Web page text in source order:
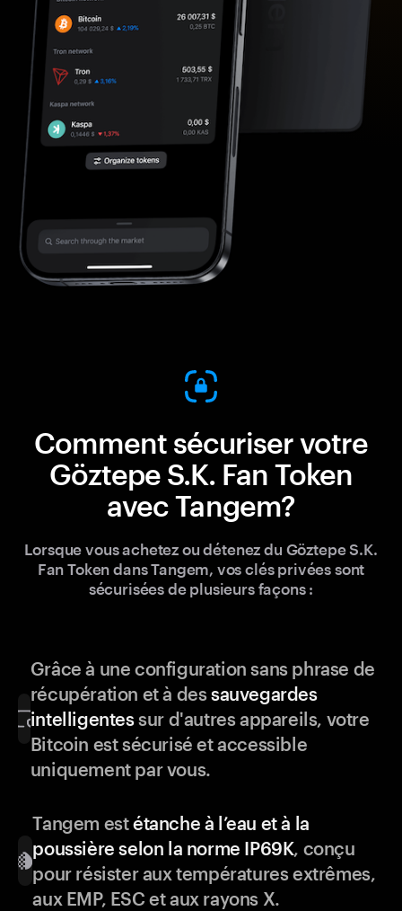
Comment sécuriser votre
Göztepe S.K. Fan Token
avec Tangem?
Lorsque vous achetez ou détenez du Göztepe S.K.
Fan Token dans Tangem, vos clés privées sont
sécurisées de plusieurs façons :
Grâce à une configuration sans phrase de
récupération et à dessauvegardes
intelligentessur d'autres appareils, votre
Bitcoin est sécurisé et accessible
uniquement par vous.
Tangem estétanche à l’eau et à la
poussière selon la norme IP69K, conçu
pour résister aux températures extrêmes,
aux EMP, ESC et aux rayons X.